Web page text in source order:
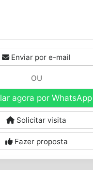
Enviar por e-mail
OU
agora por WhatsApp
Solicitar visita
Fazer proposta